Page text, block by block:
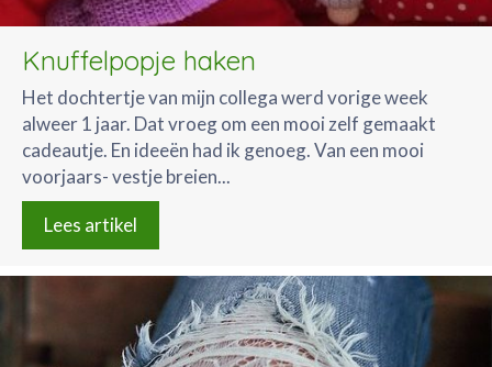
Knuffelpopje haken
Het dochtertje van mijn collega werd vorige week
alweer 1 jaar. Dat vroeg om een mooi zelf gemaakt
cadeautje. En ideeën had ik genoeg. Van een mooi
voorjaars- vestje breien...
Lees artikel